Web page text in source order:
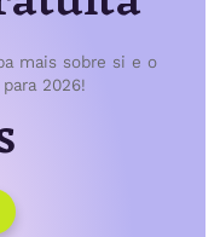
mais sobre si e o
2026!